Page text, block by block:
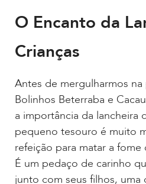
O Encanto da
Crianças
Antes de mergulharmos
Bolinhos Beterraba e
a importância da lancheira
pequeno tesouro é muito
refeição para matar a
É um pedaço de carinho
junto com seus filhos, uma